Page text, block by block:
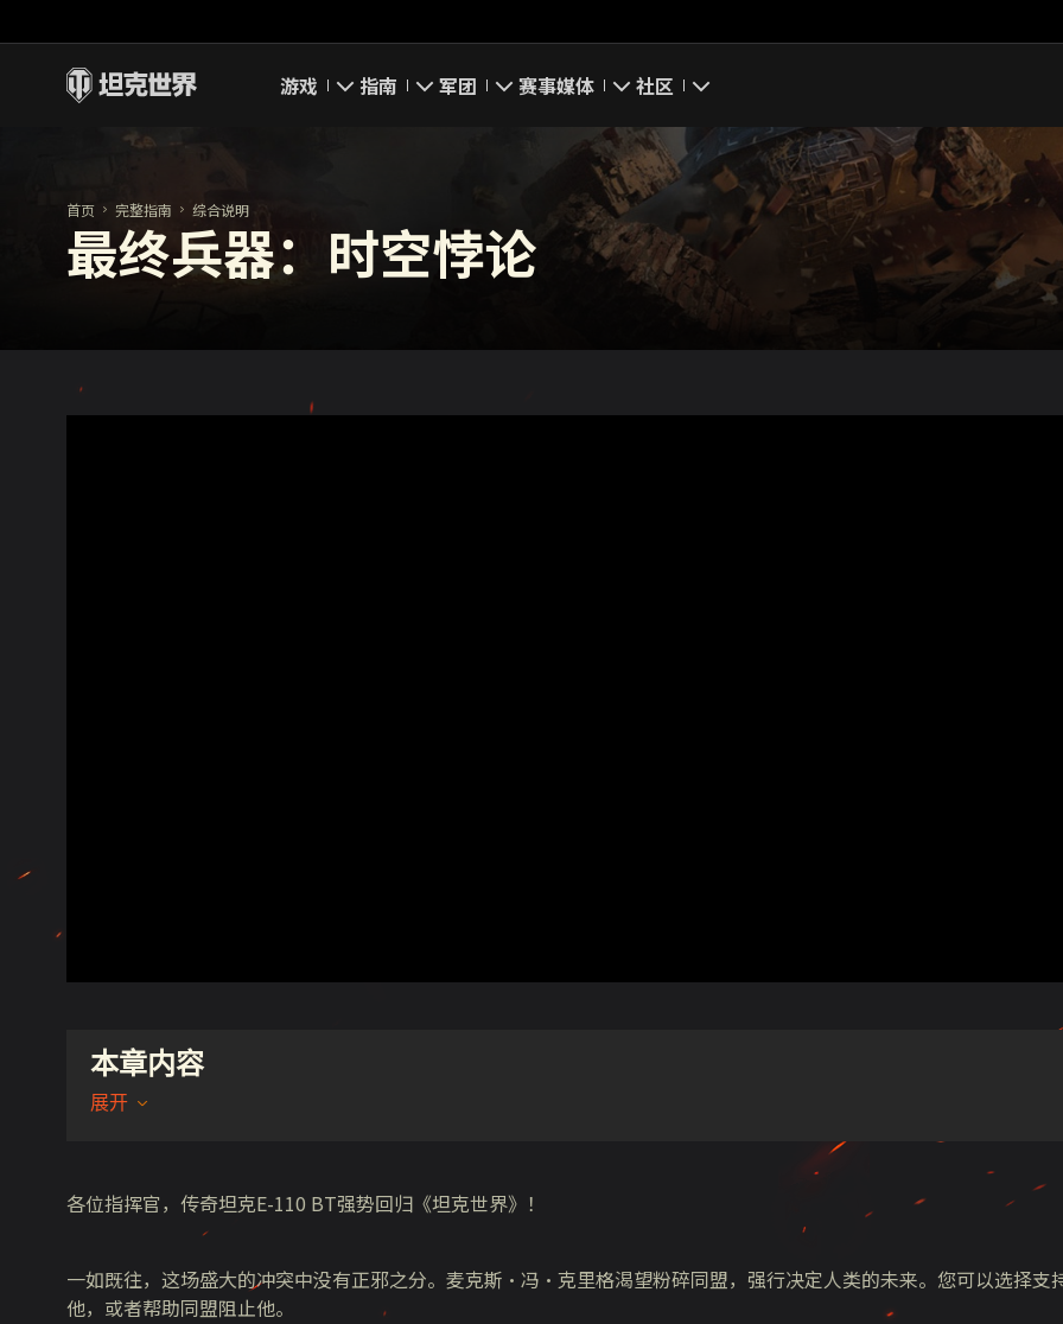
游戏
坦克百科
指南
完整指南
军团
军团评级
赛事媒体
游戏截图
游戏壁纸
游戏音乐
社区
我的资料
搜索玩家
官方自媒体
首页 完整指南 综合说明
最终兵器：时空悖论
本章内容
展开
各位指挥官，传奇坦克E-110 BT强势回归《坦克世界》！
一如既往，这场盛大的冲突中没有正邪之分。麦克斯·冯·克里格渴望粉碎同盟，强行决定人类的未来。您可以选择支
他，或者帮助同盟阻止他。